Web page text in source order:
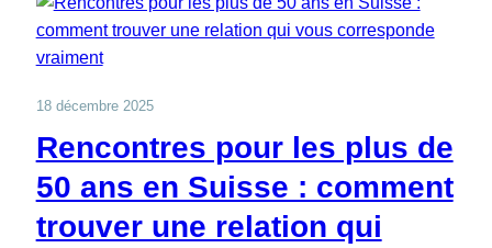
18 décembre 2025
Rencontres pour les plus de
50 ans en Suisse : comment
trouver une relation qui